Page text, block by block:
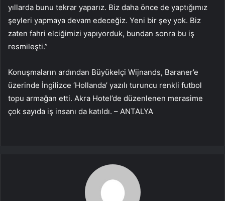
yıllarda bunu tekrar yaparız. Biz daha önce de yaptığımız
şeyleri yapmaya devam edeceğiz. Yeni bir şey yok. Biz
zaten fahri elciğimizi yapıyorduk, bundan sonra bu iş
resmileşti.”
Konuşmaların ardından Büyükelçi Wijnands, Baraner’e
üzerinde İngilizce ‘Hollanda’ yazılı turuncu renkli futbol
topu armağan etti. Akra Hotel’de düzenlenen merasime
çok sayıda iş insanı da katıldı. – ANTALYA